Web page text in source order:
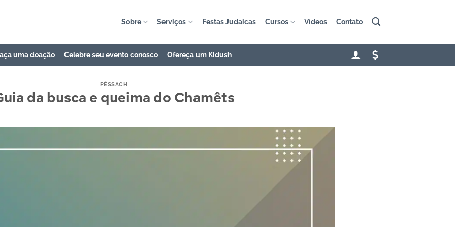
Sobre Serviços Festas Judaicas Cursos Vídeos Contato
uma doação Celebre seu evento conosco Ofereça um Kidush
PÊSSACH
da busca e queima do Chamêts